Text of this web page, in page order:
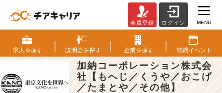
納
コ
ー
ポ
レ
ー
会員登録 ログイン MENU
求人を探す 説明会を探す 企業を探す 就職イベント
加納コーポレーション株式会
社【もへじ／くうや／おこげ
／たまとや／その他】